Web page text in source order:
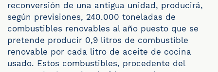
reconversión de una antigua unidad, producirá,
según previsiones, 240.000 toneladas de
combustibles renovables al año puesto que se
pretende producir 0,9 litros de combustible
renovable por cada litro de aceite de cocina
usado. Estos combustibles, procedente del